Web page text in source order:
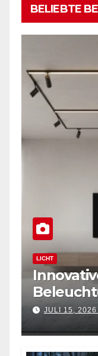
BELIEBTE
LICHT
Moderne
JULI 15, 2026